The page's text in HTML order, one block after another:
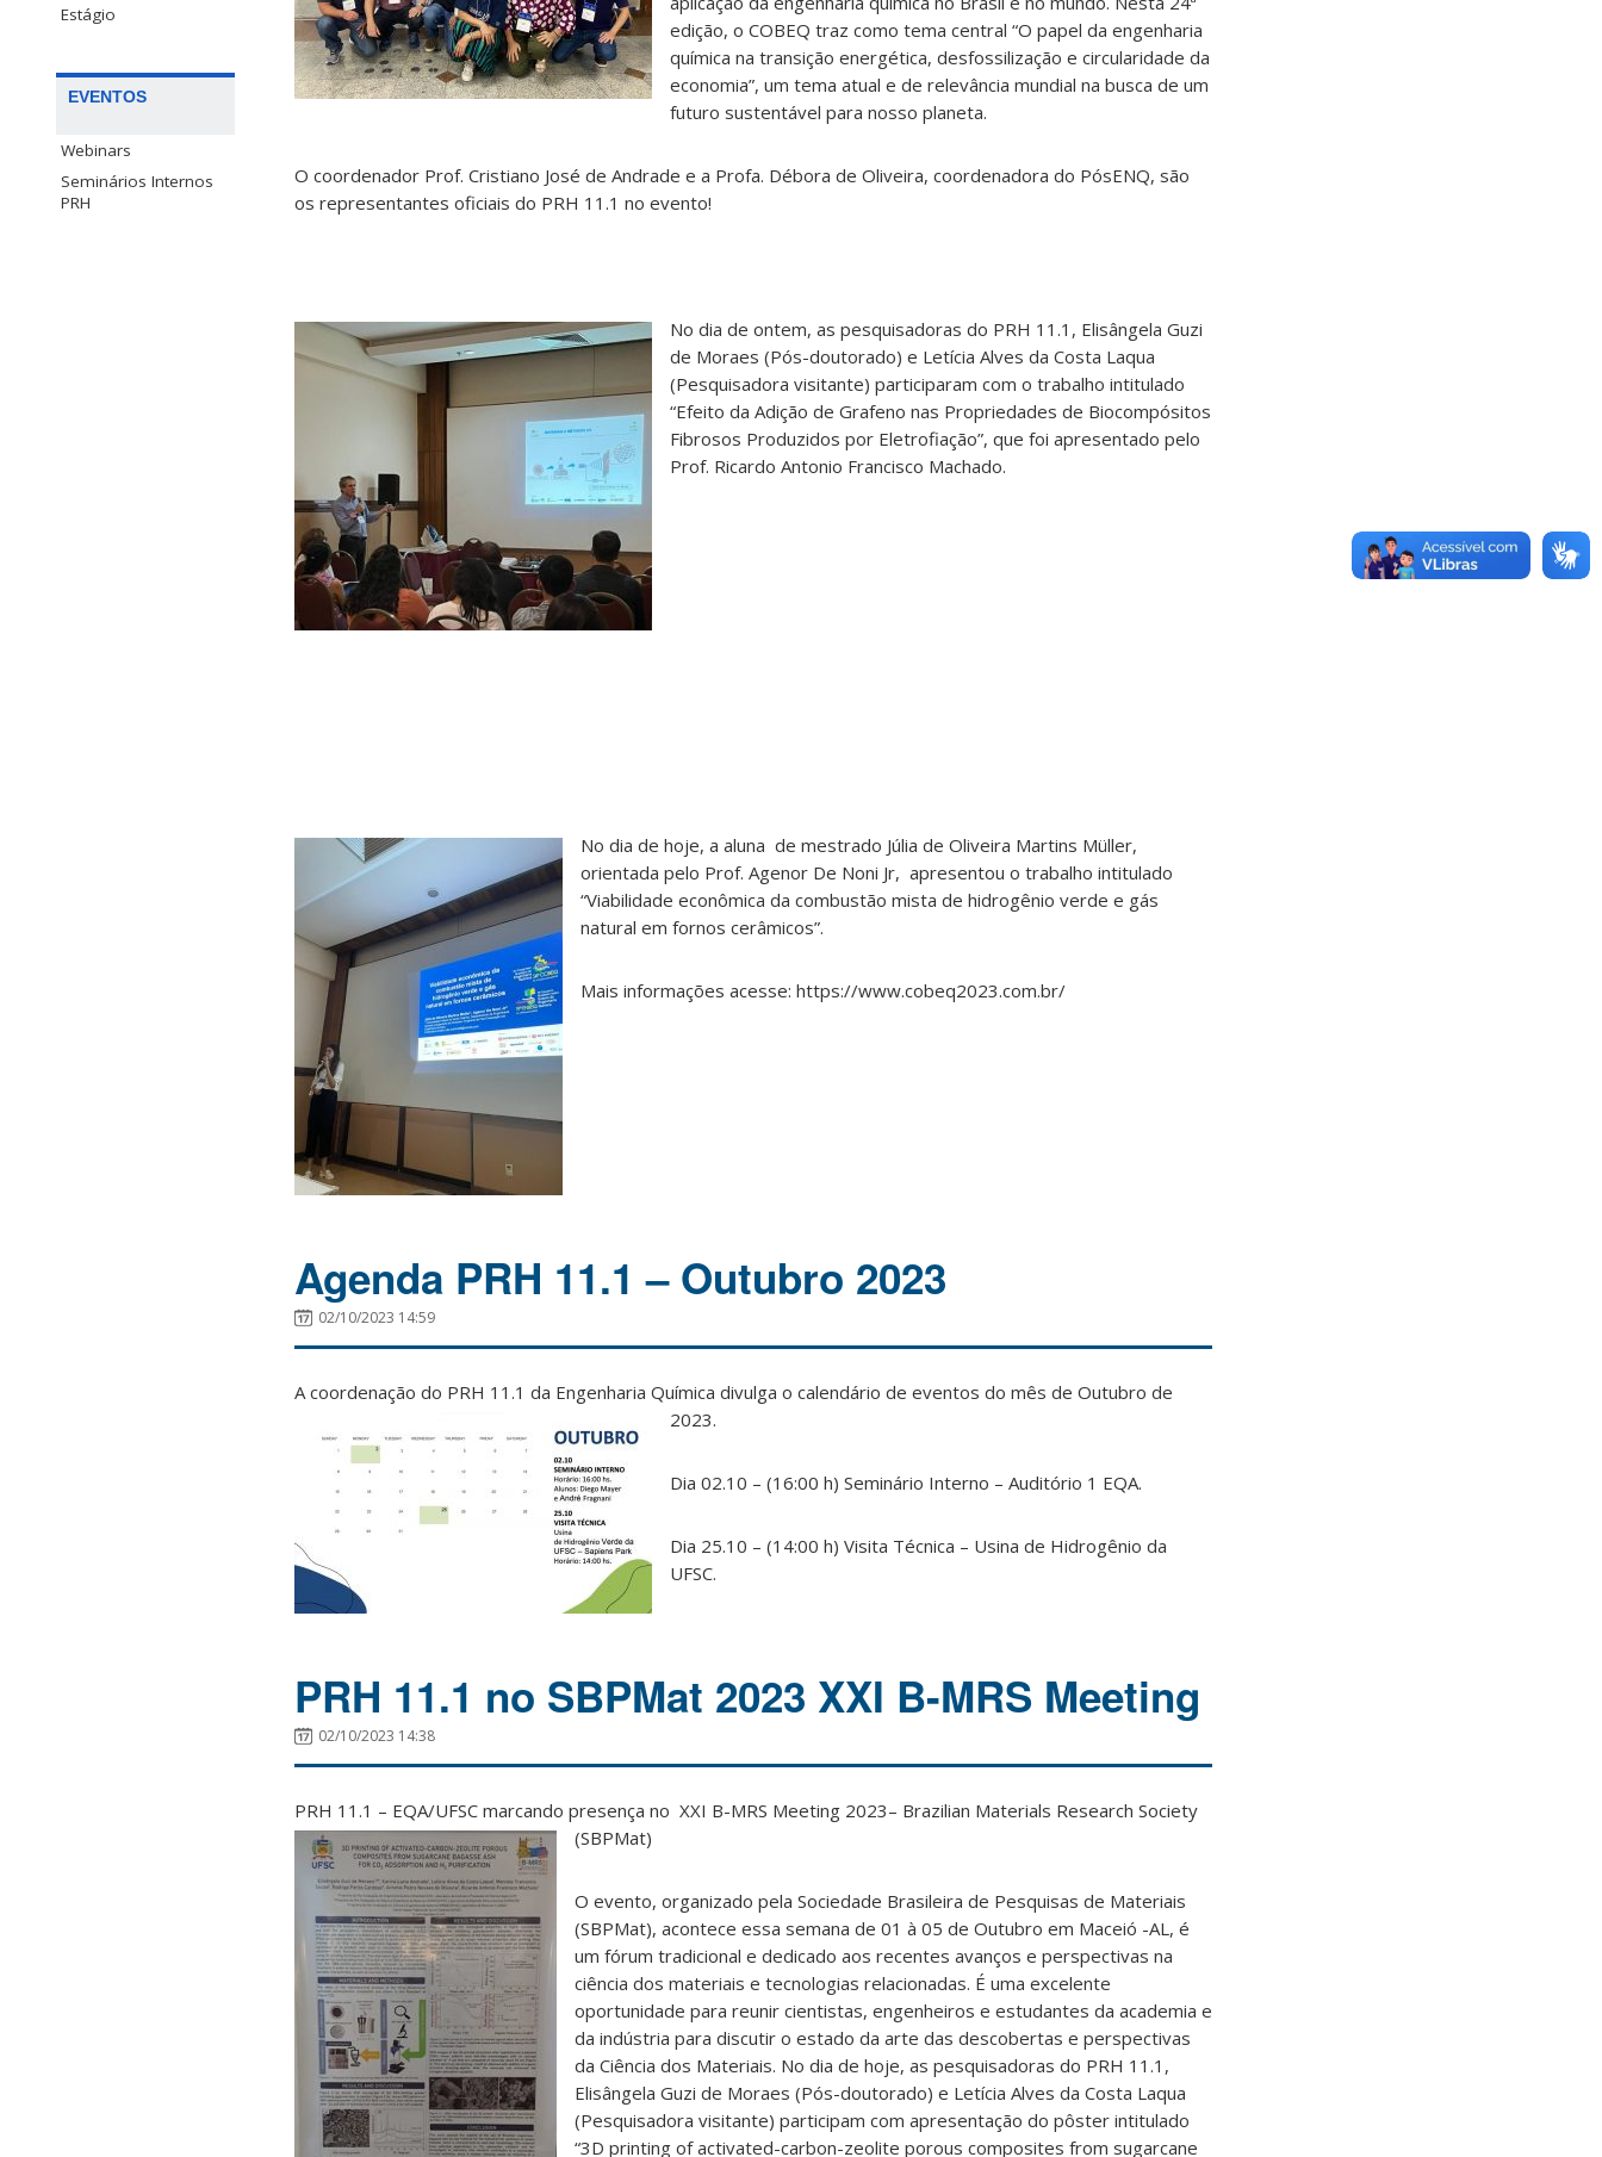
Estágio
EVENTOS
Webinars
Seminários Internos
PRH
edição, o COBEQ traz como tema central “O papel da engenharia
química na transição energética, desfossilização e circularidade da
economia”, um tema atual e de relevância mundial na busca de um
futuro sustentável para nosso planeta.
O coordenador Prof. Cristiano José de Andrade e a Profa. Débora de Oliveira, coordenadora do PósENQ, são
os representantes oficiais do PRH 11.1 no evento!
No dia de ontem, as pesquisadoras do PRH 11.1, Elisângela Guzi
de Moraes (Pós-doutorado) e Letícia Alves da Costa Laqua
(Pesquisadora visitante) participaram com o trabalho intitulado
“Efeito da Adição de Grafeno nas Propriedades de Biocompósitos
Fibrosos Produzidos por Eletrofiação”, que foi apresentado pelo
Prof. Ricardo Antonio Francisco Machado.
No dia de hoje, a aluna de mestrado Júlia de Oliveira Martins Müller,
orientada pelo Prof. Agenor De Noni Jr, apresentou o trabalho intitulado
“Viabilidade econômica da combustão mista de hidrogênio verde e gás
natural em fornos cerâmicos”.
Mais informações acesse: https://www.cobeq2023.com.br/
Agenda PRH 11.1 – Outubro 2023
02/10/2023 14:59
A coordenação do PRH 11.1 da Engenharia Química divulga o calendário de eventos do mês de Outubro de
2023.
Dia 02.10 – (16:00 h) Seminário Interno – Auditório 1 EQA.
Dia 25.10 – (14:00 h) Visita Técnica – Usina de Hidrogênio da
UFSC.
PRH 11.1 no SBPMat 2023 XXI B-MRS Meeting
02/10/2023 14:38
PRH 11.1 – EQA/UFSC marcando presença no XXI B-MRS Meeting 2023– Brazilian Materials Research Society
(SBPMat)
O evento, organizado pela Sociedade Brasileira de Pesquisas de Materiais
(SBPMat), acontece essa semana de 01 à 05 de Outubro em Maceió -AL, é
um fórum tradicional e dedicado aos recentes avanços e perspectivas na
ciência dos materiais e tecnologias relacionadas. É uma excelente
oportunidade para reunir cientistas, engenheiros e estudantes da academia e
da indústria para discutir o estado da arte das descobertas e perspectivas
da Ciência dos Materiais. No dia de hoje, as pesquisadoras do PRH 11.1,
Elisângela Guzi de Moraes (Pós-doutorado) e Letícia Alves da Costa Laqua
(Pesquisadora visitante) participam com apresentação do pôster intitulado
“3D printing of activated-carbon-zeolite porous composites from sugarcane